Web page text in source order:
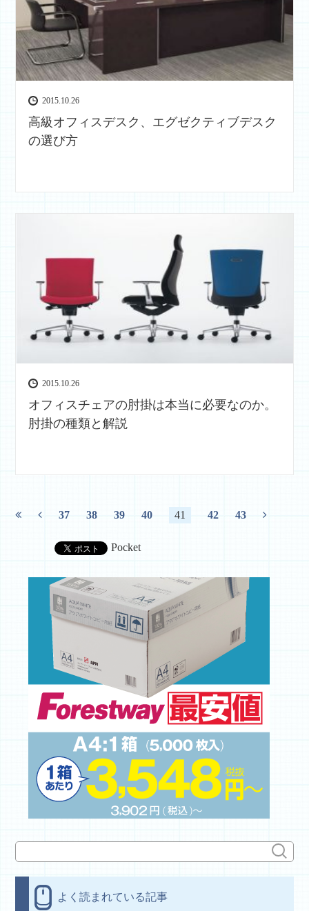
2015.10.26
高級オフィスデスク、エグゼクティブデスク
の選び方
2015.10.26
オフィスチェアの肘掛は本当に必要なのか。
肘掛の種類と解説
37 38 39 40 41 42 43
Pocket
よく読まれている記事